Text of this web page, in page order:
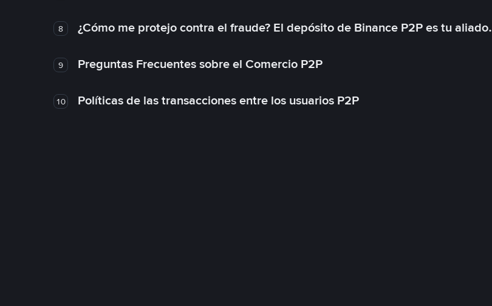
8 ¿Cómo me protejo contra el fraude? El depósito de Binance P2P es tu aliado.
9 Preguntas Frecuentes sobre el Comercio P2P
10 Políticas de las transacciones entre los usuarios P2P